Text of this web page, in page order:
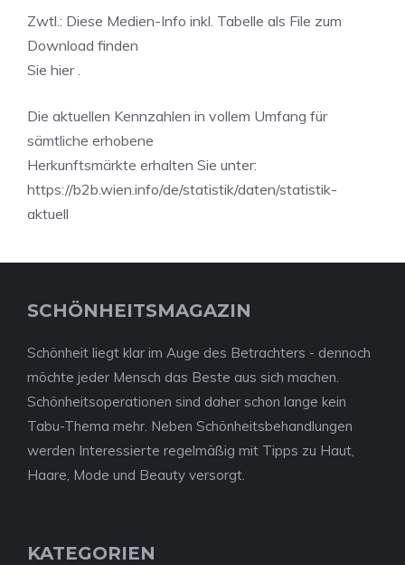
Zwtl.: Diese Medien-Info inkl. Tabelle als File zum
Download finden
Sie hier .
Die aktuellen Kennzahlen in vollem Umfang für
sämtliche erhobene
Herkunftsmärkte erhalten Sie unter:
https://b2b.wien.info/de/statistik/daten/statistik-
aktuell
SCHÖNHEITSMAGAZIN
Schönheit liegt klar im Auge des Betrachters - dennoch
möchte jeder Mensch das Beste aus sich machen.
Schönheitsoperationen sind daher schon lange kein
Tabu-Thema mehr. Neben Schönheitsbehandlungen
werden Interessierte regelmäßig mit Tipps zu Haut,
Haare, Mode und Beauty versorgt.
KATEGORIEN